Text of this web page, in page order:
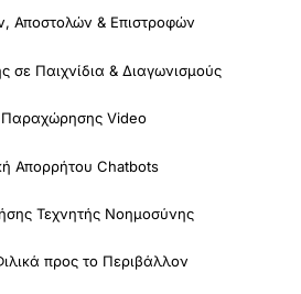
Αποστολών & Επιστροφών
σε Παιχνίδια & Διαγωνισμούς
Video
Απορρήτου Chatbots
Τεχνητής Νοημοσύνης
προς το Περιβάλλον